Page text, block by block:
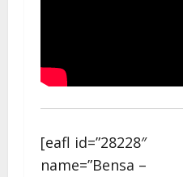
[eafl id=”28228″
name=”Bensa –